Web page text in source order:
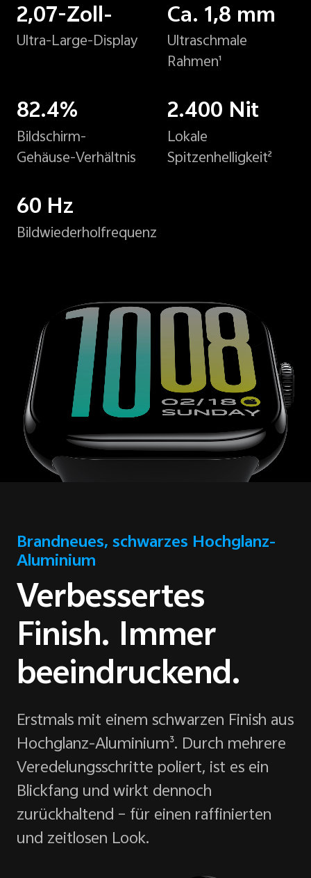
2,07-Zoll-
Ultra-Large-Display
Ca. 1,8 mm
Ultraschmale
Rahmen¹
82.4%
Bildschirm-
Gehäuse-Verhältnis
2.400 Nit
Lokale
Spitzenhelligkeit²
60 Hz
Bildwiederholfrequenz
Brandneues, schwarzes Hochglanz-
Aluminium
Verbessertes
Finish. Immer
beeindruckend.
Erstmals mit einem schwarzen Finish aus
Hochglanz-Aluminium³. Durch mehrere
Veredelungsschritte poliert, ist es ein
Blickfang und wirkt dennoch
zurückhaltend – für einen raffinierten
und zeitlosen Look.